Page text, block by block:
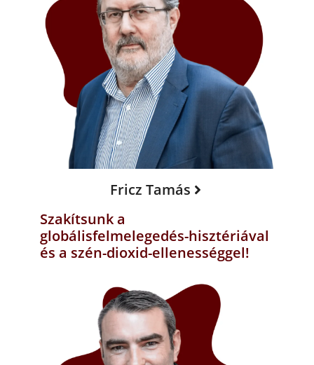
Fricz Tamás
Szakítsunk a
globálisfelmelegedés-hisztériával
és a szén-dioxid-ellenességgel!